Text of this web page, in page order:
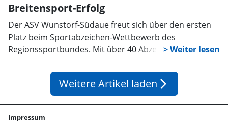
Breitensport-Erfolg
Der ASV Wunstorf-Südaue freut sich über den ersten
Platz beim Sportabzeichen-Wettbewerb des
Regionssportbundes. Mit über 40 Abzeichen im Jahr
Breitensport und Gemeinschaft – und plant für 2025
noch mehr Erfolge.Weitere Artikel laden arrow_forward_ios
Impressum